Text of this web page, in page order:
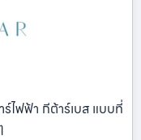
ไฟฟ้า กีต้าร์เบส แบบที่